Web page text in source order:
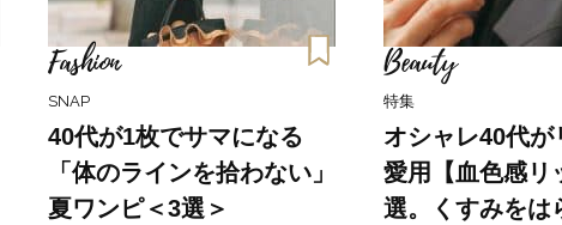
Fashion
SNAP
40代が1枚でサマになる
「体のラインを拾わない」
夏ワンピ＜3選＞
Beauty
特集
オシャレ40代が
愛用【血色感リ
選。くすみをは
Beauty
Beauty
白アイテム】10選！40代以上は朝
Lifestyle
【帰省・夏
「ホテル手